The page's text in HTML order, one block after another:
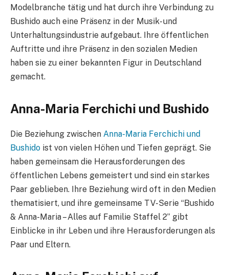
Modelbranche tätig und hat durch ihre Verbindung zu
Bushido auch eine Präsenz in der Musik- und
Unterhaltungsindustrie aufgebaut. Ihre öffentlichen
Auftritte und ihre Präsenz in den sozialen Medien
haben sie zu einer bekannten Figur in Deutschland
gemacht.
Anna-Maria Ferchichi und Bushido
Die Beziehung zwischen Anna-Maria Ferchichi und
Bushido ist von vielen Höhen und Tiefen geprägt. Sie
haben gemeinsam die Herausforderungen des
öffentlichen Lebens gemeistert und sind ein starkes
Paar geblieben. Ihre Beziehung wird oft in den Medien
thematisiert, und ihre gemeinsame TV-Serie “Bushido
& Anna-Maria – Alles auf Familie Staffel 2” gibt
Einblicke in ihr Leben und ihre Herausforderungen als
Paar und Eltern.